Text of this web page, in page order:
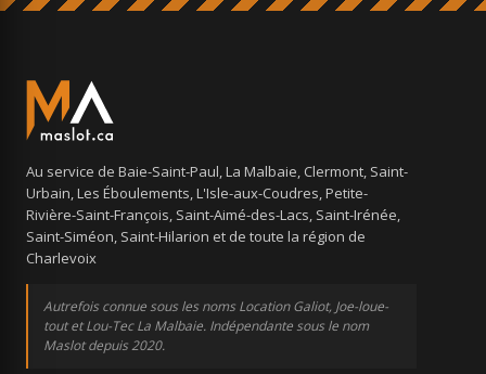
Au service de Baie-Saint-Paul, La Malbaie, Clermont, Saint-
Urbain, Les Éboulements, L'Isle-aux-Coudres, Petite-
Rivière-Saint-François, Saint-Aimé-des-Lacs, Saint-Irénée,
Saint-Siméon, Saint-Hilarion et de toute la région de
Charlevoix
Autrefois connue sous les noms Location Galiot, Joe-loue-
tout et Lou-Tec La Malbaie. Indépendante sous le nom
Maslot depuis 2020.